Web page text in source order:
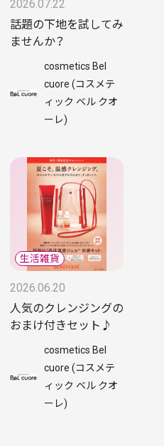
2026.07.22
話題の下地を試してみ
ませんか？
cosmetics Bel
cuore (コスメテ
ィック ベル クオ
ーレ)
2026.06.20
人気のクレンジングの
おまけ付きセット♪
cosmetics Bel
cuore (コスメテ
ィック ベル クオ
ーレ)